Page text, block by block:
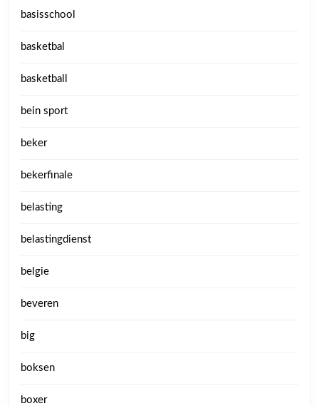
basisschool
basketbal
basketball
bein sport
beker
bekerfinale
belasting
belastingdienst
belgie
beveren
big
boksen
boxer